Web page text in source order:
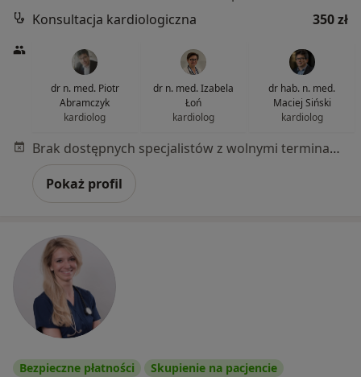
Konsultacja kardiologiczna
350 zł
dr n. med. Piotr
Abramczyk
kardiolog
dr n. med. Izabela
Łoń
kardiolog
dr hab. n. med.
Maciej Siński
kardiolog
Brak dostępnych specjalistów z wolnymi terminami w tym centrum medycznym.
Pokaż profil
Bezpieczne płatności Skupienie na pacjencie